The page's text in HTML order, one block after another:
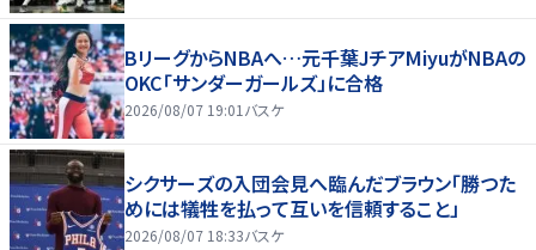
BリーグからNBAへ…元千葉JチアMiyuがNBAの
OKC「サンダーガールズ」に合格
2026/08/07 19:01 バスケ
シクサーズの入団会見へ臨んだブラウン「勝つた
めには犠牲を払って互いを信頼すること」
2026/08/07 18:33バスケ